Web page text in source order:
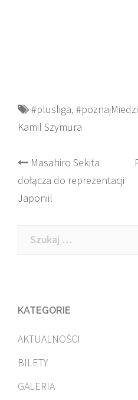
#plusliga,
Kamil Szymura
Post
navigation
Masahiro Sekita
dołącza do reprezentacji
Japonii!
Szukaj:
KATEGORIE
AKTUALNOŚCI
BILETY
GALERIA